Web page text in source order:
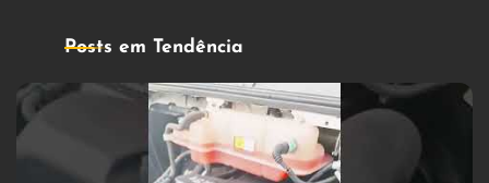
Posts em Tendência